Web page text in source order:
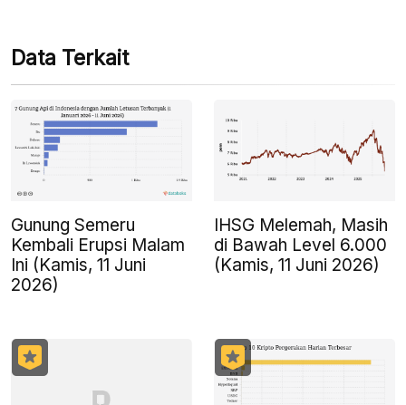
Data Terkait
Gunung Semeru
Kembali Erupsi Malam
Ini (Kamis, 11 Juni
2026)
IHSG Melemah, Masih
di Bawah Level 6.000
(Kamis, 11 Juni 2026)